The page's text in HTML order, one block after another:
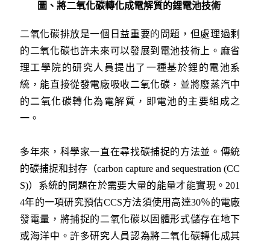
圖、將二氧化碳轉化成電解質的鋰電池技術
二氧化碳排放是一個日益重要的問題，但處理過剩
的二氧化碳也許未來可以發展到電池技術上。麻省
理工學院的研究人員提出了一種基於鋰的電池系
統，能直接從發電廠吸收二氧化碳，並將廢蒸汽中
的二氧化碳轉化為電解質，即電池的主要組成之
一。
多年來，科學家一直在尋找碳捕捉的方法並。傳統
的碳捕捉和封存（carbon capture and sequestration (CC
S)）系統的問題在於需要大量的能量才能實現。201
4年的一項研究預估CCS方法須使用高達30％的電廠
發電量，將捕捉的二氧化碳以固體形式儲存在地下
或海洋中。許多研究人員認為將二氧化碳轉化成其